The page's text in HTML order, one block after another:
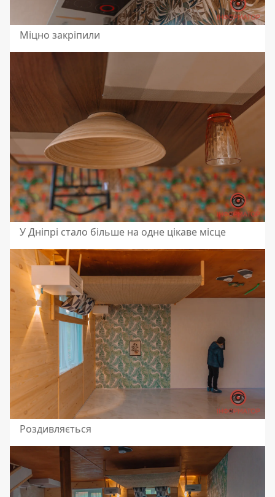
Міцно закріпили
У Дніпрі стало більше на одне цікаве місце
Роздивляється